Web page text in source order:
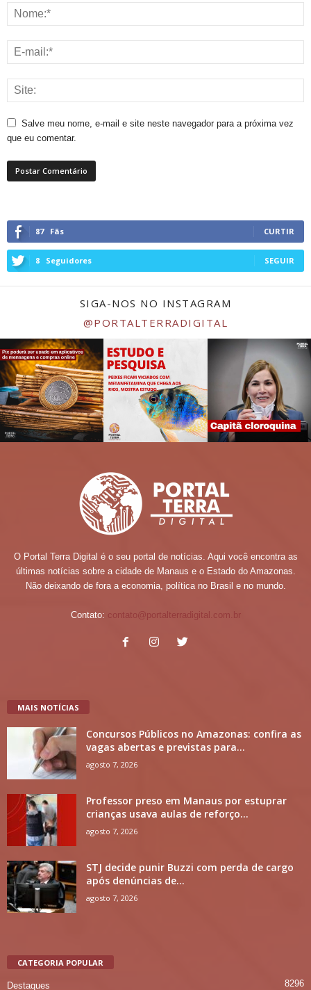
Salve meu nome, e-mail e site neste navegador para a próxima vez
que eu comentar.
87 Fãs CURTIR
8 Seguidores SEGUIR
SIGA-NOS NO INSTAGRAM
@PORTALTERRADIGITAL
O Portal Terra Digital é o seu portal de notícias. Aqui você encontra as
últimas notícias sobre a cidade de Manaus e o Estado do Amazonas.
Não deixando de fora a economia, política no Brasil e no mundo.
Contato: contato@portalterradigital.com.br
MAIS NOTÍCIAS
Concursos Públicos no Amazonas: confira as
vagas abertas e previstas para...
agosto 7, 2026
Professor preso em Manaus por estuprar
crianças usava aulas de reforço...
agosto 7, 2026
STJ decide punir Buzzi com perda de cargo
após denúncias de...
agosto 7, 2026
CATEGORIA POPULAR
Destaques 8296